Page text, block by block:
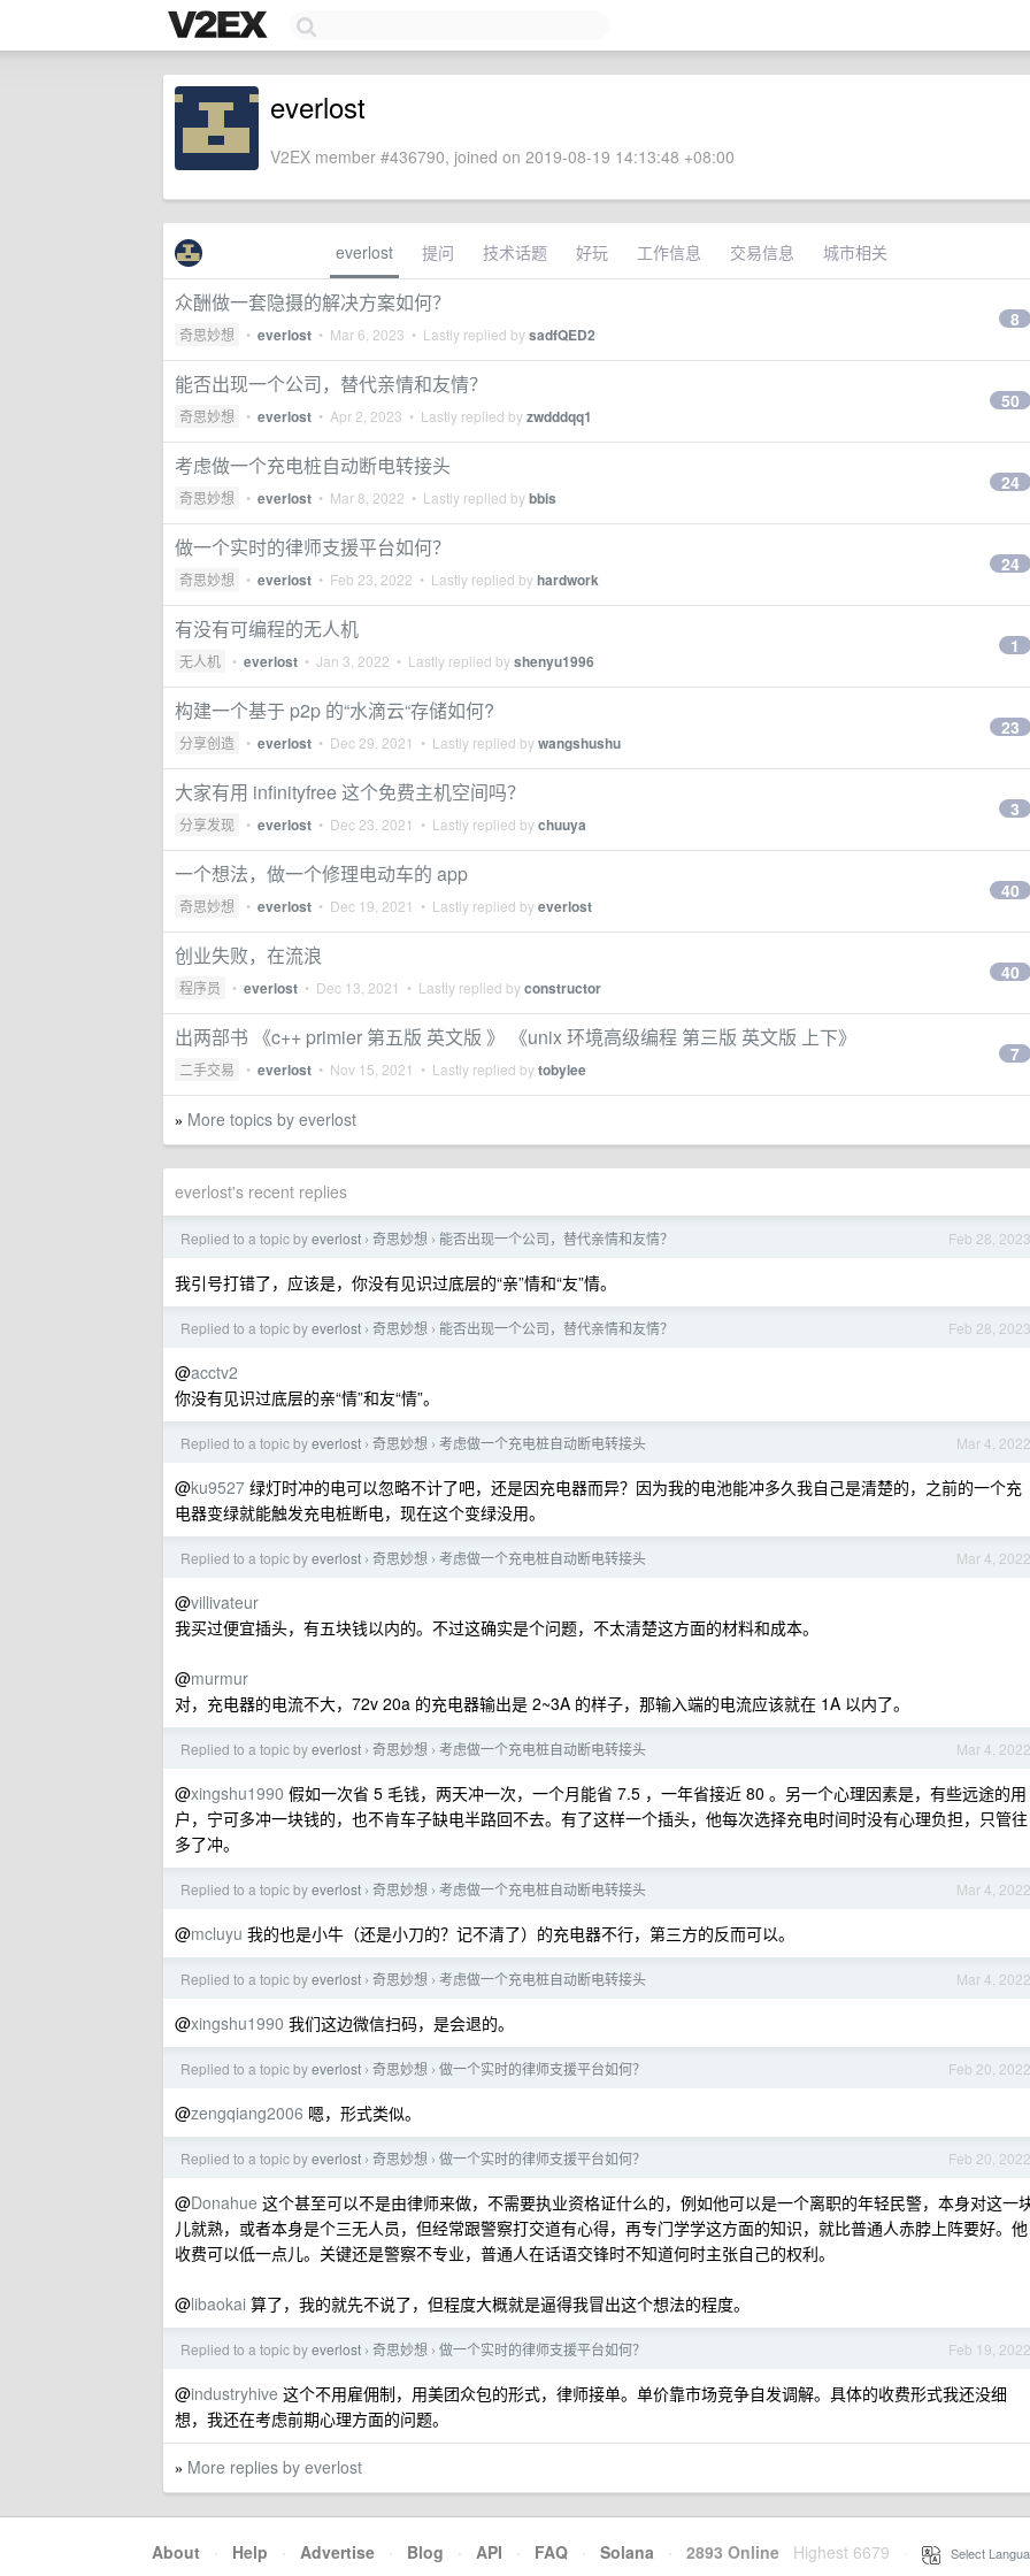
everlost
V2EX member #436790, joined on 2019-08-19 14:13:48 +08:00
everlost 提问 技术话题 好玩 工作信息 交易信息 城市相关
众酬做一套隐摄的解决方案如何？
奇思妙想 • everlost • Mar 6, 2023 • Lastly replied bysadfQED2
8
能否出现一个公司，替代亲情和友情？
奇思妙想 • everlost • Apr 2, 2023 • Lastly replied byzwdddqq1
50
考虑做一个充电桩自动断电转接头
奇思妙想 • everlost • Mar 8, 2022 • Lastly replied bybbis
24
做一个实时的律师支援平台如何？
奇思妙想 • everlost • Feb 23, 2022 • Lastly replied byhardwork
24
有没有可编程的无人机
无人机 • everlost • Jan 3, 2022 • Lastly replied byshenyu1996
1
构建一个基于 p2p 的“水滴云“存储如何?
分享创造 • everlost • Dec 29, 2021 • Lastly replied bywangshushu
23
大家有用 infinityfree 这个免费主机空间吗？
分享发现 • everlost • Dec 23, 2021 • Lastly replied bychuuya
3
一个想法，做一个修理电动车的 app
奇思妙想 • everlost • Dec 19, 2021 • Lastly replied byeverlost
40
创业失败，在流浪
程序员 • everlost • Dec 13, 2021 • Lastly replied byconstructor
40
出两部书 《c++ primier 第五版 英文版 》 《unix 环境高级编程 第三版 英文版 上下》
二手交易 • everlost • Nov 15, 2021 • Lastly replied bytobylee
7
» More topics by everlost
everlost's recent replies
Feb 28, 2023
Replied to a topic byeverlost › 奇思妙想 › 能否出现一个公司，替代亲情和友情？
我引号打错了，应该是，你没有见识过底层的“亲”情和“友”情。
Feb 28, 2023
Replied to a topic byeverlost › 奇思妙想 › 能否出现一个公司，替代亲情和友情？
@acctv2
你没有见识过底层的亲“情”和友“情”。
Mar 4, 2022
Replied to a topic byeverlost › 奇思妙想 › 考虑做一个充电桩自动断电转接头
@ku9527 绿灯时冲的电可以忽略不计了吧，还是因充电器而异？因为我的电池能冲多久我自己是清楚的，之前的一个充
电器变绿就能触发充电桩断电，现在这个变绿没用。
Mar 4, 2022
Replied to a topic byeverlost › 奇思妙想 › 考虑做一个充电桩自动断电转接头
@villivateur
我买过便宜插头，有五块钱以内的。不过这确实是个问题，不太清楚这方面的材料和成本。
@murmur
对，充电器的电流不大，72v 20a 的充电器输出是 2~3A 的样子，那输入端的电流应该就在 1A 以内了。
Mar 4, 2022
Replied to a topic byeverlost › 奇思妙想 › 考虑做一个充电桩自动断电转接头
@xingshu1990 假如一次省 5 毛钱，两天冲一次，一个月能省 7.5 ，一年省接近 80 。另一个心理因素是，有些远途的用
户，宁可多冲一块钱的，也不肯车子缺电半路回不去。有了这样一个插头，他每次选择充电时间时没有心理负担，只管往
多了冲。
Mar 4, 2022
Replied to a topic byeverlost › 奇思妙想 › 考虑做一个充电桩自动断电转接头
@mcluyu 我的也是小牛（还是小刀的？记不清了）的充电器不行，第三方的反而可以。
Mar 4, 2022
Replied to a topic byeverlost › 奇思妙想 › 考虑做一个充电桩自动断电转接头
@xingshu1990 我们这边微信扫码，是会退的。
Feb 20, 2022
Replied to a topic byeverlost › 奇思妙想 › 做一个实时的律师支援平台如何？
@zengqiang2006 嗯，形式类似。
Feb 20, 2022
Replied to a topic byeverlost › 奇思妙想 › 做一个实时的律师支援平台如何？
@Donahue 这个甚至可以不是由律师来做，不需要执业资格证什么的，例如他可以是一个离职的年轻民警，本身对这一
儿就熟，或者本身是个三无人员，但经常跟警察打交道有心得，再专门学学这方面的知识，就比普通人赤脖上阵要好。他
收费可以低一点儿。关键还是警察不专业，普通人在话语交锋时不知道何时主张自己的权利。
@libaokai 算了，我的就先不说了，但程度大概就是逼得我冒出这个想法的程度。
Feb 19, 2022
Replied to a topic byeverlost › 奇思妙想 › 做一个实时的律师支援平台如何？
@industryhive 这个不用雇佣制，用美团众包的形式，律师接单。单价靠市场竞争自发调解。具体的收费形式我还没细
想，我还在考虑前期心理方面的问题。
» More replies by everlost
About · Help · Advertise · Blog · API · FAQ · Solana · 2893 Online Highest 6679 Select